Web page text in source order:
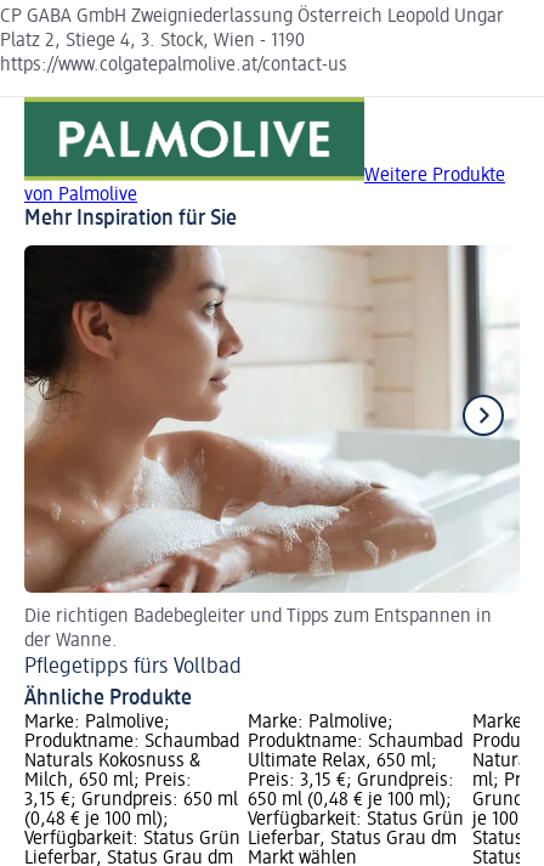
CP GABA GmbH Zweigniederlassung Österreich Leopold Ungar
Platz 2, Stiege 4, 3. Stock, Wien - 1190
https://www.colgatepalmolive.at/contact-us
Weitere Produkte
von Palmolive
Mehr Inspiration für Sie
Die richtigen Badebegleiter und Tipps zum Entspannen in
der Wanne.
Pflegetipps fürs Vollbad
Ähnliche Produkte
Marke: Palmolive;
Produktname: Schaumbad
Naturals Kokosnuss &
Milch, 650 ml; Preis:
3,15 €; Grundpreis: 650 ml
(0,48 € je 100 ml);
Verfügbarkeit: Status Grün
Lieferbar, Status Grau dm
Marke: Palmolive;
Produktname: Schaumbad
Ultimate Relax, 650 ml;
Preis: 3,15 €; Grundpreis:
650 ml (0,48 € je 100 ml);
Verfügbarkeit: Status Grün
Lieferbar, Status Grau dm
Markt wählen
Marke:
ml;
je 100
Status
Status